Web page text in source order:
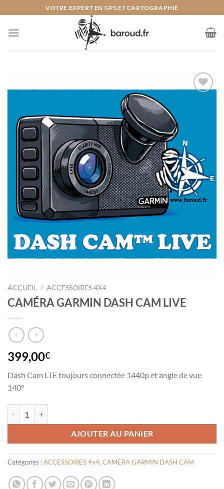
au
contenu
VOTRE EXPERT EN GPS ET CARTOGRAPHIE
ACCUEIL / ACCESSOIRES 4X4
CAMÉRA GARMIN DASH CAM LIVE
399,00€
Dash Cam LTE toujours connectée 1440p et angle de vue
140°
AJOUTER AU PANIER
Catégories :ACCESSOIRES 4x4, CAMÉRA GARMIN DASH CAM